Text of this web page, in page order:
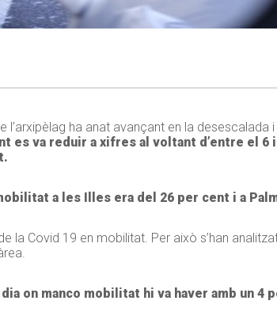
ha anat avançant en la desescalada
es va reduir a xifres al voltant d’entre el
a les Illes era del 26 per cent i a
la Covid 19 en mobilitat. Per això s’han
on manco mobilitat hi va haver amb un 4